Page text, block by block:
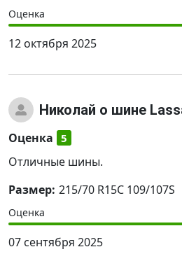
Оценка
12 октября 2025
Николай о шине
Оценка 5
Отличные шины.
Размер: 215/70 R15C 109/107S
Оценка
07 сентября 2025